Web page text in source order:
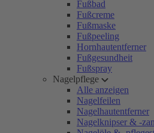
Fußbad
Fußcreme
Fußmaske
Fußpeeling
Hornhautentferner
Fußgesundheit
Fußspray
Nagelpflege
Alle anzeigen
Nagelfeilen
Nagelhautentferner
Nagelknipser & -